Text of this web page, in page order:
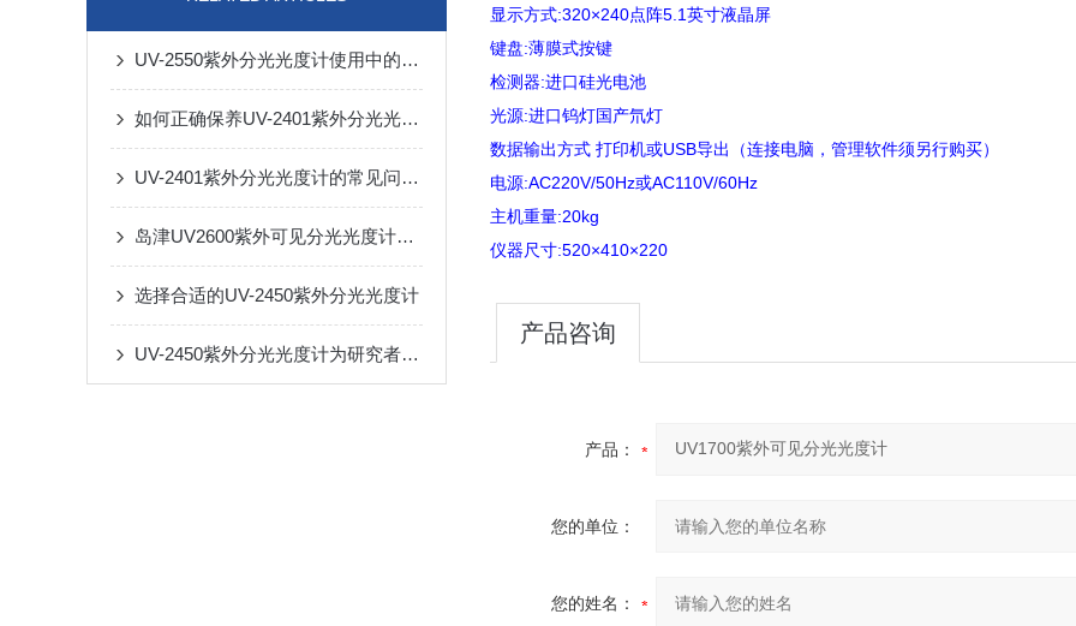
UV-2550紫外分光光度计使用中的“五大误区”
如何正确保养UV-2401紫外分光光度计？
UV-2401紫外分光光度计的常见问题与解决方案
岛津UV2600紫外可见分光光度计的校准与维护
选择合适的UV-2450紫外分光光度计
UV-2450紫外分光光度计为研究者提供可靠的数据和洞察力
显示方式:320×240点阵5.1英寸液晶屏
键盘:薄膜式按键
检测器:进口硅光电池
光源:进口钨灯国产氘灯
数据输出方式 打印机或USB导出（连接电脑，管理软件须另行购买）
电源:AC220V/50Hz或AC110V/60Hz
主机重量:20kg
仪器尺寸:520×410×220
产品咨询
产品：
您的单位：
您的姓名：